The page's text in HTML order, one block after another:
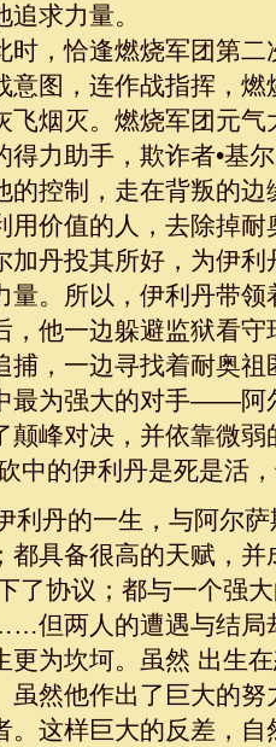
追求力量。
恰逢燃烧军团第二
意图，连作战指挥，
飞烟灭。燃烧军团元
得力助手，欺诈者•基
的控制，走在背叛的
用价值的人，去除掉
丹投其所好，为伊利
量。所以，伊利丹带
，他一边躲避监狱看
捕，一边寻找着耐奥
最为强大的对手——阿
颠峰对决，并依靠微
中的伊利丹是死是活
丹的一生，与阿尔萨
都具备很高的天赋，
了协议；都与一个强
但两人的遭遇与结局
更为坎坷。虽然 出生
虽然他作出了巨大的
。这样巨大的反差，